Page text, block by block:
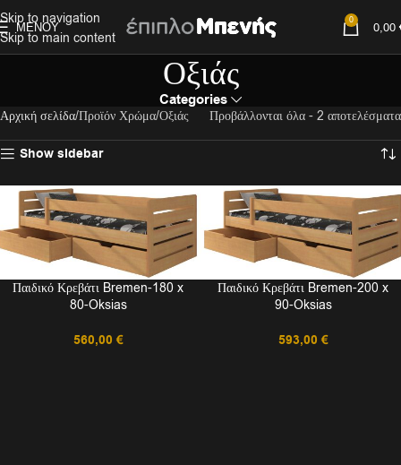
Skip to navigation
Skip to main content
ΜΕΝΟΎ 0 0,00
Οξιάς
Categories
Αρχική σελίδα Προϊόν Χρώμα Οξιάς Προβάλλονται όλα - 2 αποτελέσματα
Show sidebar
Παιδικό Κρεβάτι Bremen-180 x
80-Oksias
560,00 €
Παιδικό Κρεβάτι Bremen-200 x
90-Oksias
593,00 €